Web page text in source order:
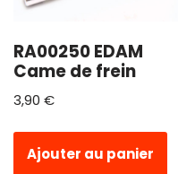
RA00250 EDAM
Came de frein
3,90 €
Ajouter au panier